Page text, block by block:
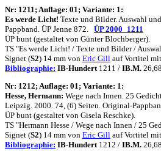
Nr: 1211; Auflage: 01; Variante: 1:
Es werde Licht! Texte und Bilder. Auswahl
Pappband. ÜP Jenne 872. ÜP 2000_1211
ÜP bunt (gestaltet von Günter Blochberger).
TS "Es werde Licht! / Texte und Bilder /
Signet (S2) 14 mm von Eric Gill auf Vortitel
Bibliographie: IB-Hundert1211 / IB.M.
Nr: 1212; Auflage: 01; Variante: 1:
Hesse, Hermann: Wege nach Innen. 25
Leipzig. 2000. 74, (6) Seiten. Original-
ÜP bunt (gestaltet von Gisela Reschke).
TS "Hermann Hesse / Wege nach Innen / 25
Signet (S2) 14 mm von Eric Gill auf Vortitel
Bibliographie: IB-Hundert1212 / IB.M.